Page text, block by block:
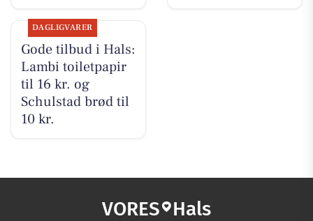
DAGLIGVARER
Gode tilbud i Hals:
Lambi toiletpapir
til 16 kr. og
Schulstad brød til
10 kr.
VORES Hals